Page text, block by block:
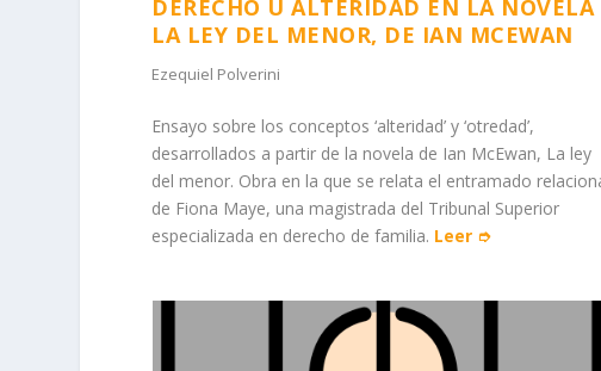
DERECHO U ALTERIDAD EN LA NOVELA
LA LEY DEL MENOR, DE IAN MCEWAN
Ezequiel Polverini
Ensayo sobre los conceptos ‘alteridad’ y ‘otredad’,
desarrollados a partir de la novela de Ian McEwan, La ley
del menor. Obra en la que se relata el entramado
de Fiona Maye, una magistrada del Tribunal Superior
especializada en derecho de familia. Leer ➮